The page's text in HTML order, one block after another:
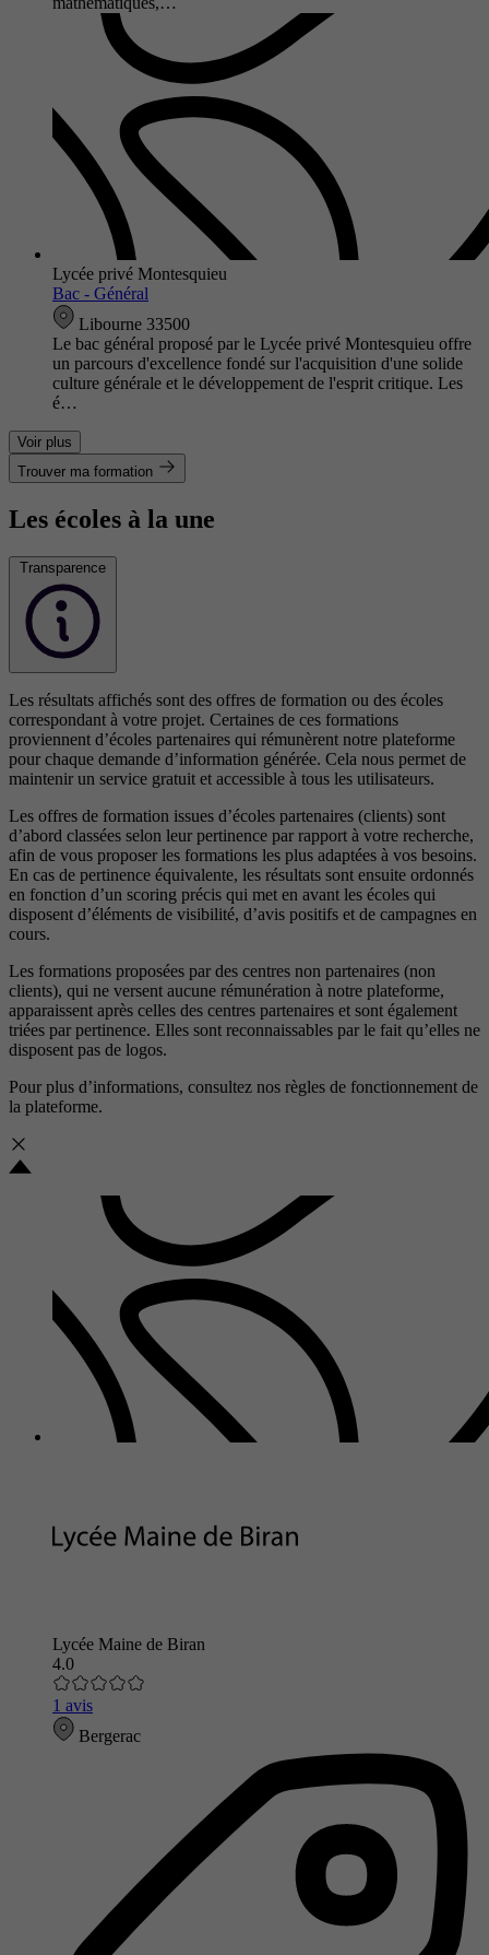
Lycée privé Montesquieu
Bac - Général
Libourne 33500
Le bac général proposé par le Lycée privé Montesquieu offre
un parcours d'excellence fondé sur l'acquisition d'une solide
culture générale et le développement de l'esprit critique. Les
é…
Voir plus
Trouver ma formation
Les écoles à la une
Transparence
Les résultats affichés sont des offres de formation ou des écoles
correspondant à votre projet. Certaines de ces formations
proviennent d’écoles partenaires qui rémunèrent notre plateforme
pour chaque demande d’information générée. Cela nous permet de
maintenir un service gratuit et accessible à tous les utilisateurs.
Les offres de formation issues d’écoles partenaires (clients) sont
d’abord classées selon leur pertinence par rapport à votre recherche,
afin de vous proposer les formations les plus adaptées à vos besoins.
En cas de pertinence équivalente, les résultats sont ensuite ordonnés
en fonction d’un scoring précis qui met en avant les écoles qui
disposent d’éléments de visibilité, d’avis positifs et de campagnes en
cours.
Les formations proposées par des centres non partenaires (non
clients), qui ne versent aucune rémunération à notre plateforme,
apparaissent après celles des centres partenaires et sont également
triées par pertinence. Elles sont reconnaissables par le fait qu’elles ne
disposent pas de logos.
Pour plus d’informations, consultez nos règles de fonctionnement de
la plateforme.
Lycée Maine de Biran
4.0
1 avis
Bergerac